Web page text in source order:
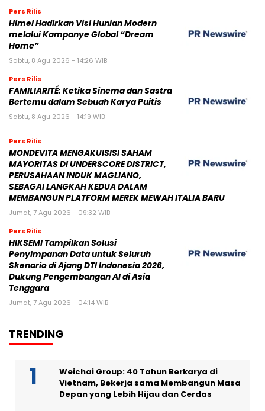
Pers Rilis
Himel Hadirkan Visi Hunian Modern
melalui Kampanye Global “Dream
Home”
Sabtu, 8 Agu 2026 - 14:26 WIB
Pers Rilis
FAMILIARITÉ: Ketika Sinema dan Sastra
Bertemu dalam Sebuah Karya Puitis
Sabtu, 8 Agu 2026 - 14:19 WIB
Pers Rilis
MONDEVITA MENGAKUISISI SAHAM
MAYORITAS DI UNDERSCORE DISTRICT,
PERUSAHAAN INDUK MAGLIANO,
SEBAGAI LANGKAH KEDUA DALAM
MEMBANGUN PLATFORM MEREK MEWAH ITALIA BARU
Jumat, 7 Agu 2026 - 09:32 WIB
Pers Rilis
HIKSEMI Tampilkan Solusi
Penyimpanan Data untuk Seluruh
Skenario di Ajang DTI Indonesia 2026,
Dukung Pengembangan AI di Asia
Tenggara
Jumat, 7 Agu 2026 - 04:14 WIB
TRENDING
Weichai Group: 40 Tahun Berkarya di
Vietnam, Bekerja sama Membangun Masa
Depan yang Lebih Hijau dan Cerdas